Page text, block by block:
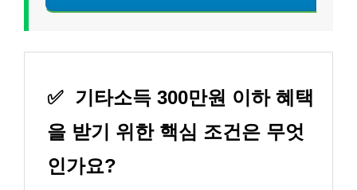
✅ 기타소득 300만원 이하 혜택
을 받기 위한 핵심 조건은 무엇
인가요?